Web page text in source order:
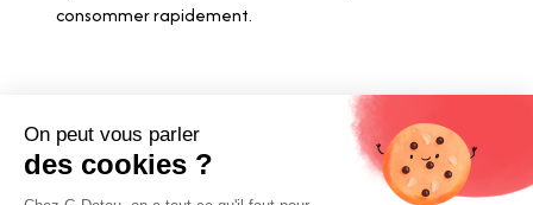
consommer rapidement.